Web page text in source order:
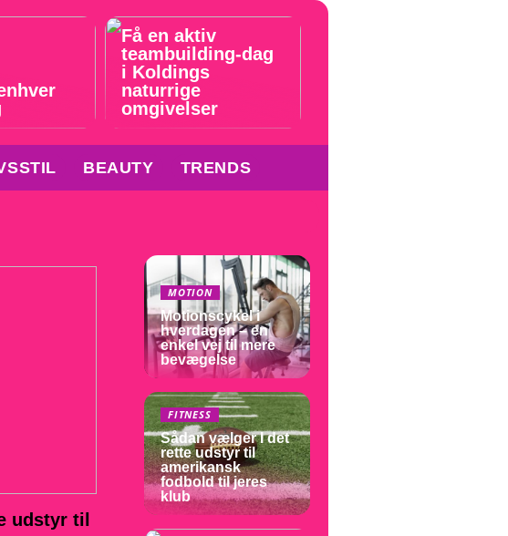
Få en aktiv
teambuilding-dag
i Koldings
naturrige
omgivelser
BEAUTY TRENDS
udstyr til
MOTION
Motionscykel i
hverdagen – en
enkel vej til mere
bevægelse
FITNESS
Sådan vælger I det
rette udstyr til
amerikansk
fodbold til jeres
klub